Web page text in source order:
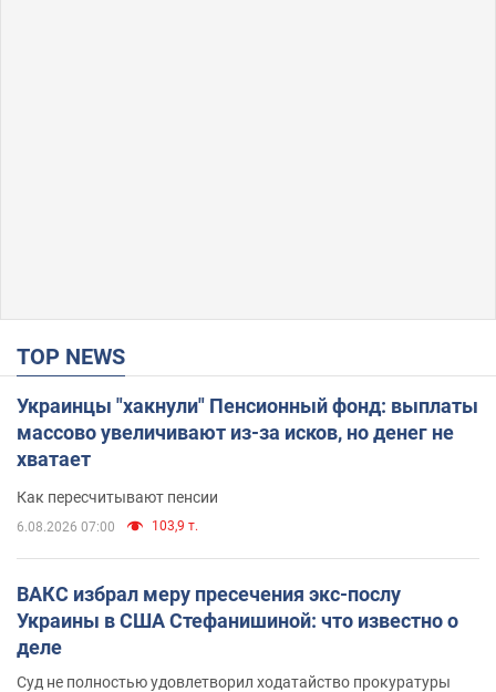
TOP NEWS
Украинцы "хакнули" Пенсионный фонд: выплаты
массово увеличивают из-за исков, но денег не
хватает
Как пересчитывают пенсии
6.08.2026 07:00 103,9 т.
ВАКС избрал меру пресечения экс-послу
Украины в США Стефанишиной: что известно о
деле
Суд не полностью удовлетворил ходатайство прокуратуры